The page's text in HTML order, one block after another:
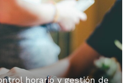
horario y gestión de